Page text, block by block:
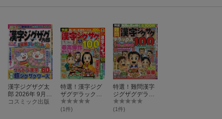
漢字ジグザグ太
郎 2026年 9月号
[雑誌]
コスミック出版
特選！漢字ジグ
ザグデラックス
（Vol．23）
(1件)
特選！難問漢字
ジグザグデラッ
クス（Vol．1
4）
(1件)